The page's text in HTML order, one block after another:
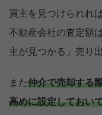
買主を見つけられれ
不動産会社の査定額
主が見つかる」売り
また仲介で売却する
高めに設定しておい